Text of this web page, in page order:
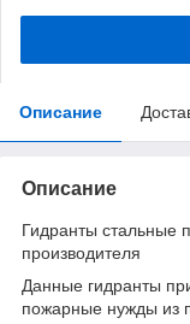
Описание
Описание
Гидранты стальные
производителя
Данные гидранты
пожарные нужды из